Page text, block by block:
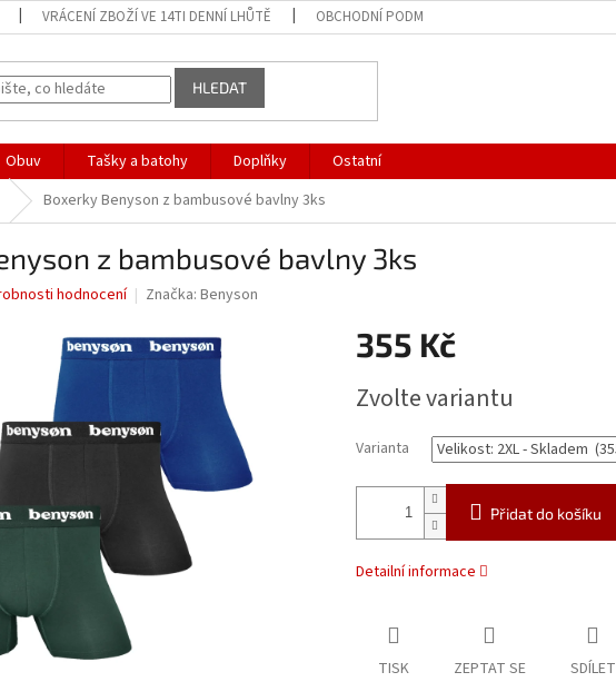
VRÁCENÍ ZBOŽÍ VE 14TI DENNÍ LHŮTĚ OBCHODNÍ PODMÍNKY
HLEDAT
Obuv Tašky a batohy Doplňky
Ostatní
Boxerky Benyson z bambusové bavlny 3ks
z bambusové bavlny 3ks
hodnocení Značka: Benyson
355 Kč
cena:
Zvolte variantu
Varianta
Přidat do košíku
Detailní informace
TISK ZEPTAT SE SDÍLET